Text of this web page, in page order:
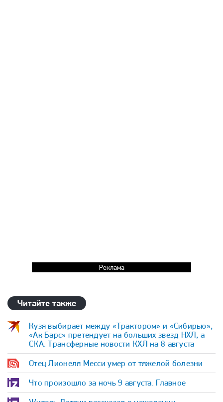
Реклама
Читайте также
Кузя выбирает между «Трактором» и «Сибирью»,
«Ак Барс» претендует на больших звезд НХЛ, а
СКА. Трансферные новости КХЛ на 8 августа
Отец Лионеля Месси умер от тяжелой болезни
Что произошло за ночь 9 августа. Главное